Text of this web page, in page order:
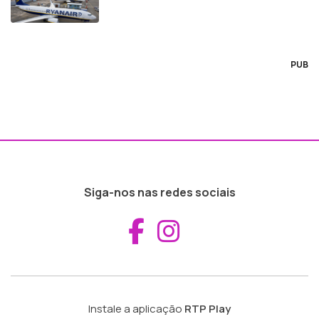
PUB
Siga-nos nas redes sociais
Aceder ao
Instale a aplicação RTP Play